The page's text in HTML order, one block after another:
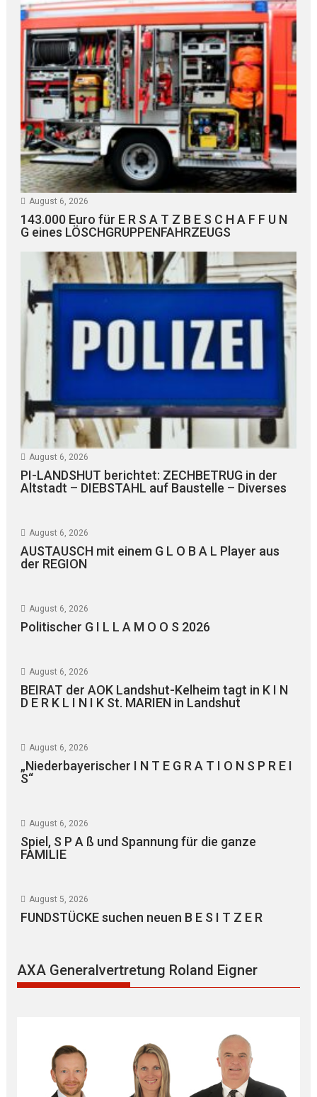
August 6, 2026
143.000 Euro für E R S A T Z B E S C H A F F U N
G eines LÖSCHGRUPPENFAHRZEUGS
August 6, 2026
PI-LANDSHUT berichtet: ZECHBETRUG in der
Altstadt – DIEBSTAHL auf Baustelle – Diverses
August 6, 2026
AUSTAUSCH mit einem G L O B A L Player aus
der REGION
August 6, 2026
Politischer G I L L A M O O S 2026
August 6, 2026
BEIRAT der AOK Landshut-Kelheim tagt in K I N
D E R K L I N I K St. MARIEN in Landshut
August 6, 2026
„Niederbayerischer I N T E G R A T I O N S P R E I
S“
August 6, 2026
Spiel, S P A ß und Spannung für die ganze
FAMILIE
August 5, 2026
FUNDSTÜCKE suchen neuen B E S I T Z E R
AXA Generalvertretung Roland Eigner